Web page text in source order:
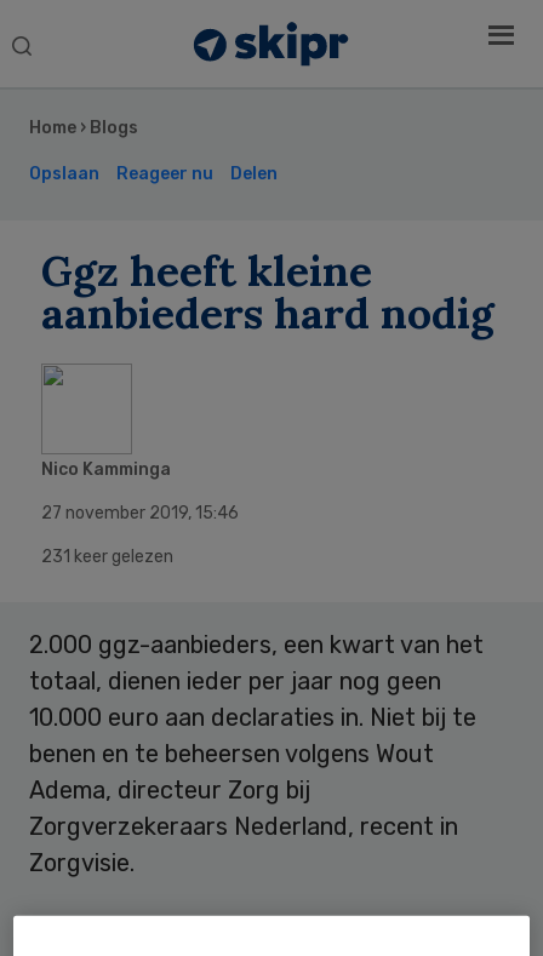
Search
Home › Blogs
Opslaan Reageer nu Delen
Ggz heeft kleine
aanbieders hard nodig
Nico Kamminga
27 november 2019, 15:46
231 keer gelezen
2.000 ggz-aanbieders, een kwart van het
totaal, dienen ieder per jaar nog geen
10.000 euro aan declaraties in. Niet bij te
benen en te beheersen volgens Wout
Adema, directeur Zorg bij
Zorgverzekeraars Nederland, recent in
Zorgvisie.
Sidebar